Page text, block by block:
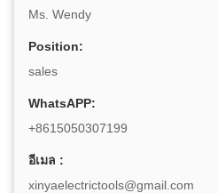
Ms. Wendy
Position:
sales
WhatsAPP:
+8615050307199
อีเมล :
xinyaelectrictools@gmail.com